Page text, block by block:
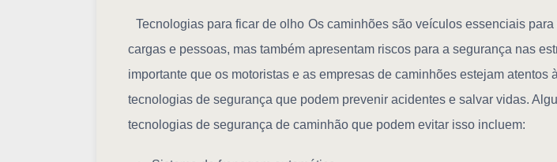
Tecnologias para ficar de olho Os caminhões são veículos essenciais para
cargas e pessoas, mas também apresentam riscos para a segurança nas
importante que os motoristas e as empresas de caminhões estejam atentos
tecnologias de segurança que podem prevenir acidentes e salvar vidas.
tecnologias de segurança de caminhão que podem evitar isso incluem: